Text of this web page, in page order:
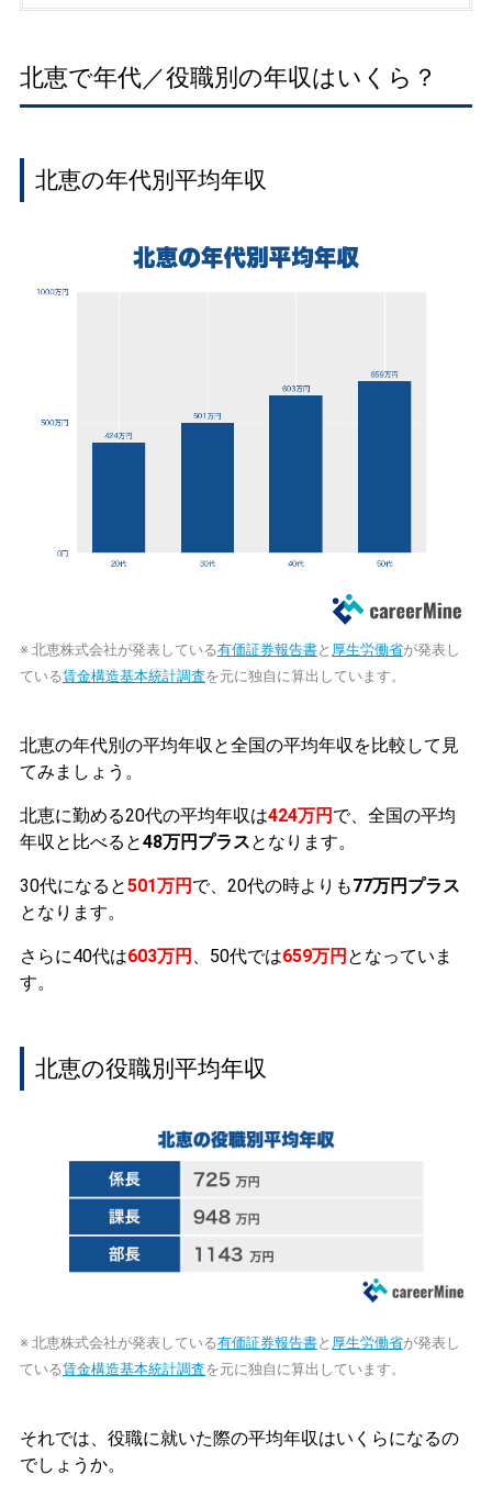
北恵で年代／役職別の年収はいくら？
北恵の年代別平均年収
※ 北恵株式会社が発表している有価証券報告書と 厚生労働省が発表し
ている賃金構造基本統計調査を元に独自に算出しています。
北恵の年代別の平均年収と全国の平均年収を比較して見
てみましょう。
北恵に勤める20代の平均年収は424万円 で、全国の平均
年収と比べると48万円プラスとなります。
30代になると501万円 で、20代の時よりも77万円プラス
となります。
さらに40代は603万円 、50代では659万円 となっていま
す。
北恵の役職別平均年収
※ 北恵株式会社が発表している有価証券報告書と 厚生労働省が発表し
ている賃金構造基本統計調査を元に独自に算出しています。
それでは、役職に就いた際の平均年収はいくらになるの
でしょうか。